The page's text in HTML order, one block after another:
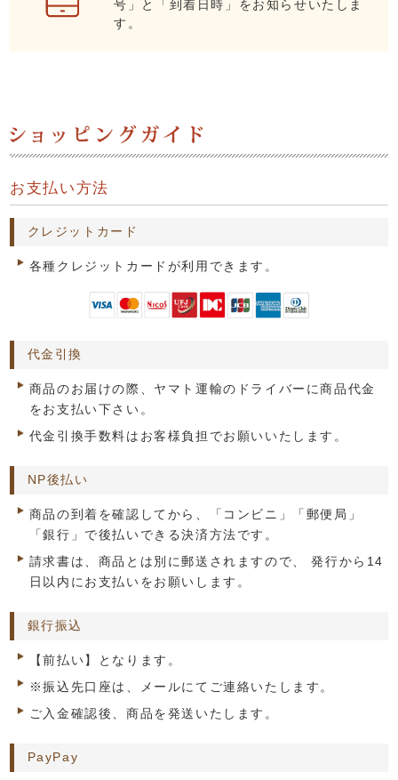
号」と「到着日時」をお知らせいたしま
す。
お支払い方法
クレジットカード
各種クレジットカードが利用できます。
代金引換
商品のお届けの際、ヤマト運輸のドライバーに商品代金
をお支払い下さい。
代金引換手数料はお客様負担でお願いいたします。
NP後払い
商品の到着を確認してから、「コンビニ」「郵便局」
「銀行」で後払いできる決済方法です。
請求書は、商品とは別に郵送されますので、 発行から14
日以内にお支払いをお願いします。
銀行振込
【前払い】となります。
※振込先口座は、メールにてご連絡いたします。
ご入金確認後、商品を発送いたします。
PayPay